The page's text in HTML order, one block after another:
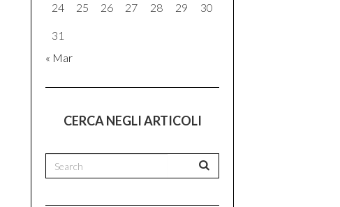
24 25 26 27 28 29 30
31
« Mar
CERCA NEGLI ARTICOLI